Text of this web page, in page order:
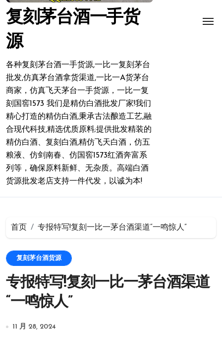
复刻茅台酒一手货
源
各种复刻茅台酒一手货源,一比一复刻茅台
批发,仿真茅台酒拿货渠道,一比一A货茅台
商家，仿真飞天茅台一手货源，一比一复
刻国窖1573 我们是精仿白酒批发厂家!我们
精心打造的精仿白酒,秉承古法酿造工艺,融
合现代科技,精选优质原料;提供批发精装的
精仿白酒、复刻白酒,精仿飞天白酒，仿五
粮液、仿剑南春、仿国窖1573红酒奔富系
列等，确保原料新鲜、无杂质。高端白酒
货源批发老店支持一件代发，以诚为本!
首页 专报特写!复刻一比一茅台酒渠道“一鸣惊人”
复刻茅台酒货源
专报特写!复刻一比一茅台酒渠道
“一鸣惊人”
11 月 28, 2024